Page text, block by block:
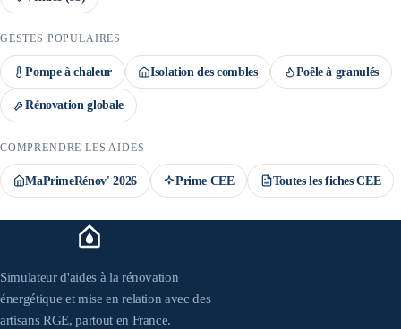
GESTES POPULAIRES
Pompe à chaleur Isolation des combles Poêle à granulés
Rénovation globale
COMPRENDRE LES AIDES
MaPrimeRénov' 2026 Prime CEE Toutes les fiches CEE
Simulateur d'aides à la rénovation
énergétique et mise en relation avec des
artisans RGE, partout en France.